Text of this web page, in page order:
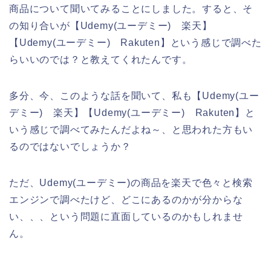
商品について聞いてみることにしました。すると、そ
の知り合いが【Udemy(ユーデミー) 楽天】
【Udemy(ユーデミー) Rakuten】という感じで調べた
らいいのでは？と教えてくれたんです。
多分、今、このような話を聞いて、私も【Udemy(ユー
デミー) 楽天】【Udemy(ユーデミー) Rakuten】と
いう感じで調べてみたんだよね～、と思われた方もい
るのではないでしょうか？
ただ、Udemy(ユーデミー)の商品を楽天で色々と検索
エンジンで調べたけど、どこにあるのかが分からな
い、、、という問題に直面しているのかもしれませ
ん。